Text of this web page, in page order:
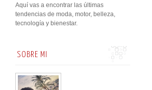
Aquí vas a encontrar las últimas
tendencias de moda, motor, belleza,
tecnología y bienestar.
SOBRE MI